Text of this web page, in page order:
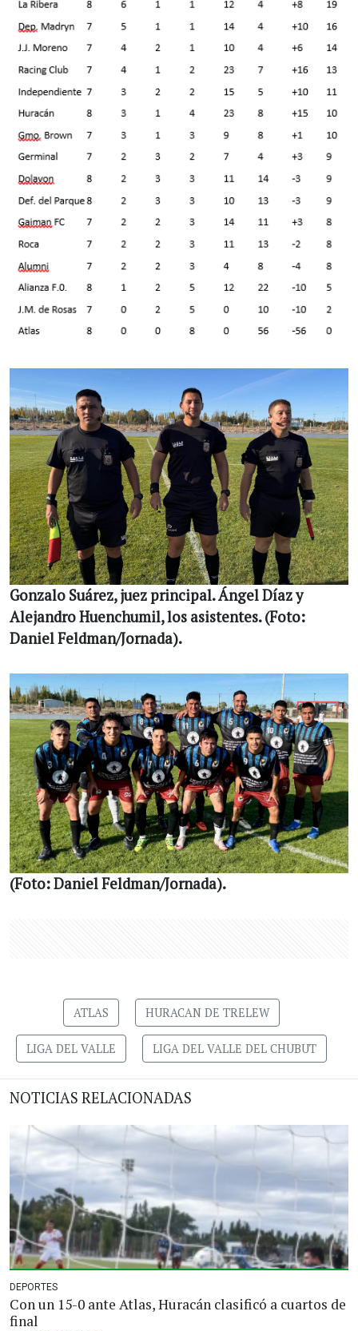
Gonzalo Suárez, juez principal. Ángel Díaz y
Alejandro Huenchumil, los asistentes. (Foto:
Daniel Feldman/Jornada).
(Foto: Daniel Feldman/Jornada).
ATLAS HURACAN DE TRELEW
LIGA DEL VALLE LIGA DEL VALLE DEL CHUBUT
NOTICIAS RELACIONADAS
DEPORTES
Con un 15-0 ante Atlas, Huracán clasificó a cuartos de
final